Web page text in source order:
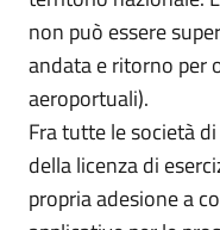
non può essere
andata e ritorno per
aeroportuali).
Fra tutte le società
della licenza di
propria adesione a